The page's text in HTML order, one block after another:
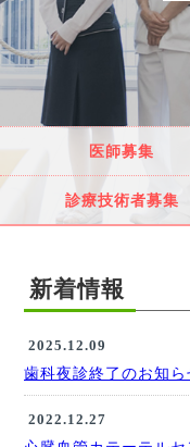
医師募集
診療技術者募集
新着情報
2025.12.09
歯科夜診終了のお知ら
2022.12.27